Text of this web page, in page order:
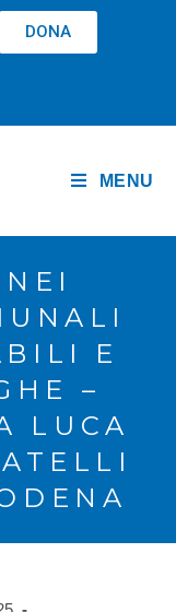
DONA
MENU
E
–
LUCA